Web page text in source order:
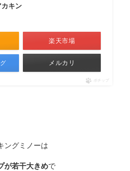
キン
楽天市場
メルカリ
ポチップ
ングミノーは
が若干大きめで